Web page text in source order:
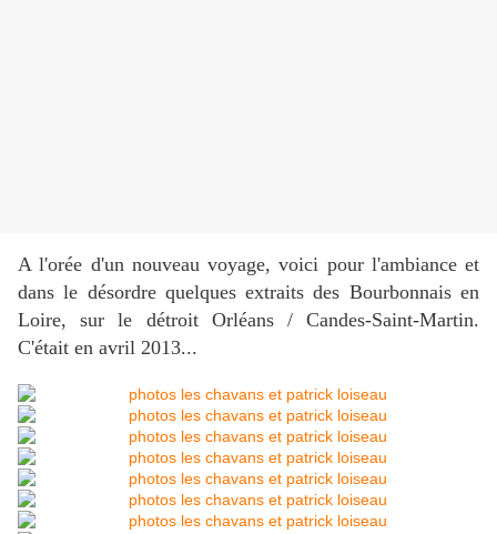
A l'orée d'un nouveau voyage, voici pour l'ambiance et
dans le désordre quelques extraits des Bourbonnais en
Loire, sur le détroit Orléans / Candes-Saint-Martin.
C'était en avril 2013...